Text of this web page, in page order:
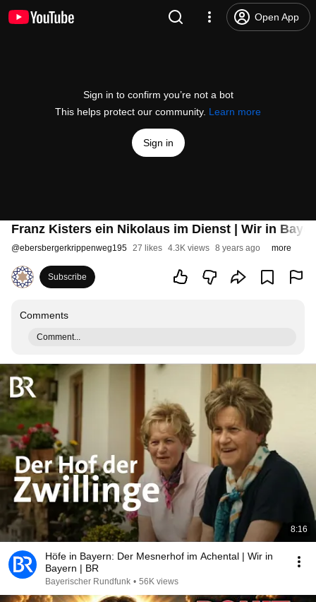
Open App
Sign in to confirm you’re not a bot
This helps protect our community. Learn more
Sign in
Franz Kisters ein Nikolaus im Dienst | Wir in
@ebersbergerkrippenweg195 27 likes 4.3K views 8 years ago more
Subscribe
Comments
Comment...
8:16
Höfe in Bayern: Der Mesnerhof im Achental | Wir in
Bayern | BR
Bayerischer Rundfunk • 56K views